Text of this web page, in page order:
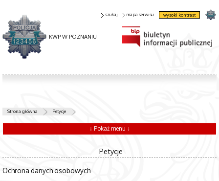
KWP W POZNANIU
szukaj mapa serwisu wysoki kontrast
Strona główna Petycje
↓ Pokaż menu ↓
Petycje
Ochrona danych osobowych